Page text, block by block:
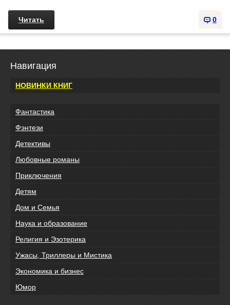
0
Читать
Навигация
НОВИНКИ КНИГ
Фантастика
Фэнтези
Детективы
Любовные романы
Приключения
Детям
Дом и Семья
Наука и образование
Религия и Эзотерика
Ужасы, Триллеры и Мистика
Экономика и бизнес
Юмор